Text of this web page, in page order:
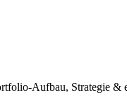
Aufbau, Strategie &